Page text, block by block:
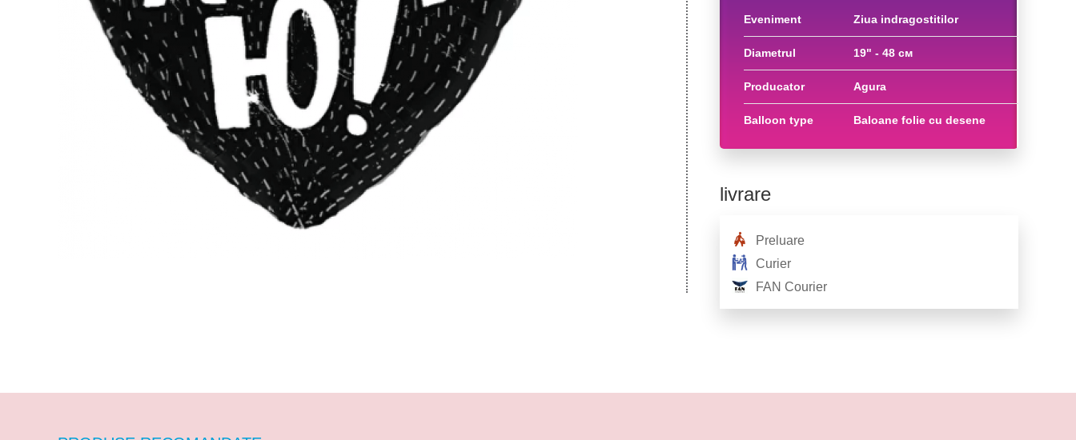
eveniment ziua indragostitilor
diametrul 19" - 48 см
producator agura
balloon type baloane folie cu desene
livrare
Preluare
Curier
FAN Courier